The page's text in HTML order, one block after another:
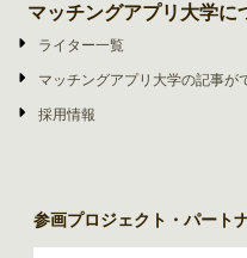
マッチングアプリ大学に
ライター一覧
マッチングアプリ大学の記事が
採用情報
参画プロジェクト・パート